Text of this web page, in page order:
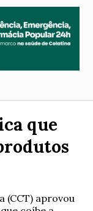
que
(CCT) aprovou